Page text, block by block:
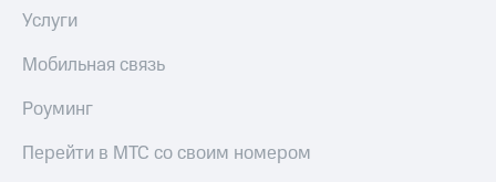
Услуги
Мобильная связь
Роуминг
Перейти в МТС со своим номером